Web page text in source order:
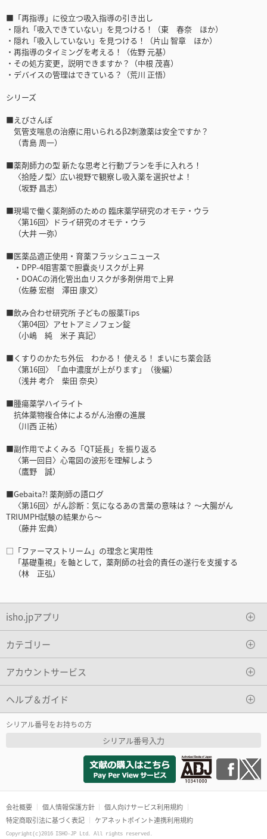
■「再指導」に役立つ吸入指導の引き出し
・隠れ「吸入できていない」を見つける！（東 春奈 ほか）
・隠れ「吸入していない」を見つける！（片山 智章 ほか）
・再指導のタイミングを考える！（佐野 元基）
・その処方変更，説明できますか？（中根 茂喜）
・デバイスの管理はできている？（荒川 正悟）
シリーズ
■えびさんぽ
気管支喘息の治療に用いられるβ2刺激薬は安全ですか？
（青島 周一）
■薬剤師力の型 新たな思考と行動プランを手に入れろ！
〈拾陸ノ型〉広い視野で観察し吸入薬を選択せよ！
（坂野 昌志）
■現場で働く薬剤師のための 臨床薬学研究のオモテ・ウラ
〈第16回〉ドライ研究のオモテ・ウラ
（大井 一弥）
■医薬品適正使用・育薬フラッシュニュース
・DPP-4阻害薬で胆嚢炎リスクが上昇
・DOACの消化管出⾎リスクが多剤併⽤で上昇
（佐藤 宏樹 澤田 康文）
■飲み合わせ研究所 子どもの服薬Tips
〈第04回〉アセトアミノフェン錠
（小嶋 純 米子 真記）
■くすりのかたち外伝 わかる！ 使える！ まいにち薬会話
〈第16回〉「血中濃度が上がります」（後編）
（浅井 考介 柴田 奈央）
■腫瘍薬学ハイライト
抗体薬物複合体によるがん治療の進展
（川西 正祐）
■副作用でよくみる「QT延長」を振り返る
〈第一回目〉心電図の波形を理解しよう
（鷹野 誠）
■Gebaita?! 薬剤師の語ログ
〈第16回〉がん診断：気になるあの言葉の意味は？ 〜大腸がん
TRIUMPH試験の結果から〜
（藤井 宏典）
□「ファーマストリーム」の理念と実用性
「基礎重視」を軸として，薬剤師の社会的責任の遂行を支援する
（林 正弘）
isho.jpアプリ
カテゴリー
アカウントサービス
ヘルプ＆ガイド
シリアル番号をお持ちの方
シリアル番号入力
会社概要 個人情報保護方針
個人向けサービス利用規約
特定商取引法に基づく表記
ケアネットポイント連携利用規約
Copyright(c)2016 ISHO-JP Ltd. All rights reserved.